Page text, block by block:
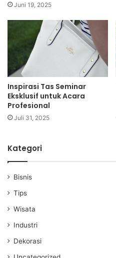
Juni 19, 2025
Inspirasi Tas Seminar
Eksklusif untuk Acara
Profesional
Juli 31, 2025
Kategori
Bisnis
Tips
Wisata
Industri
Dekorasi